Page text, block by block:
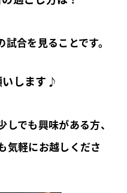
合を見ることです。
いします♪
でも興味がある方、
気軽にお越しくださ